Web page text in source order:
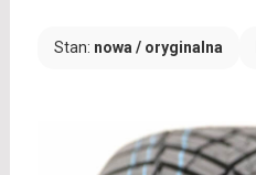
Stan: nowa / oryginalna